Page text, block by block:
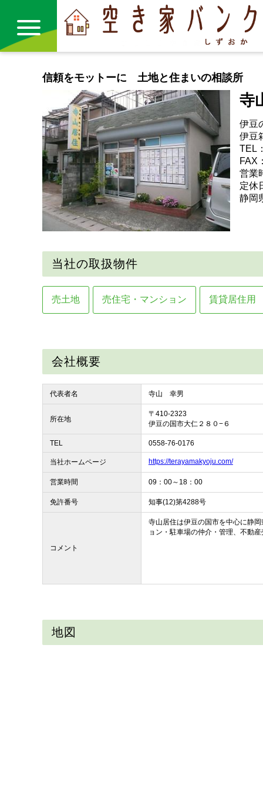
空き家バンク
信頼をモットーに 土地と住まいの相談所
寺
伊豆
伊豆
TEL
FAX
営業
定休
静岡
当社の取扱物件
売土地 売住宅・マンション 賃貸居住用
会社概要
代表者名 寺山 幸男
所在地
〒410-2323
伊豆の国市大仁２８０−６
TEL 0558-76-0176
当社ホームページ https://terayamakyoju.com/
営業時間 09：00～18：00
免許番号 知事(12)第4288号
コメント
寺山居住は伊豆の国市を中心に静
ョン・駐車場の仲介・管理、不動
地図